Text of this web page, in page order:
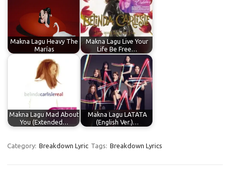
Makna Lagu Heavy The
Marías
Makna Lagu Live Your
Life Be Free…
Makna Lagu Mad About
You (Extended…
Makna Lagu LATATA
(English Ver.)…
Category: Breakdown Lyric Tags: Breakdown Lyrics